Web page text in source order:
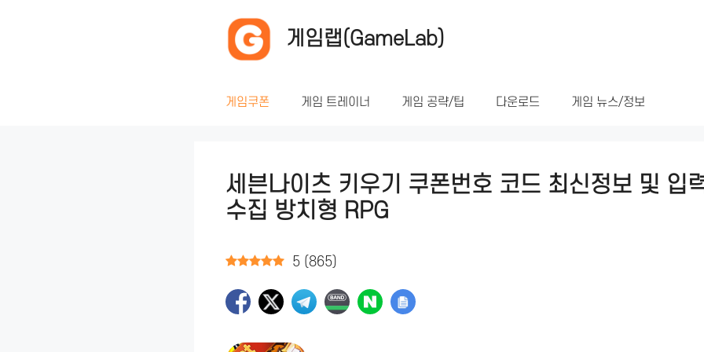
게임랩(GameLab)
게임쿠폰 게임 트레이너 게임 공략/팁 다운로드 게임 뉴스/정보
세븐나이츠 키우기 쿠폰번호 코드 최신정보 및 입
수집 방치형 RPG
5 (865)